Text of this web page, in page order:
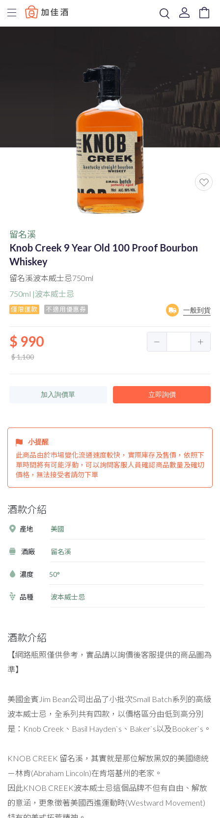
Baccus
留名溪
Knob Creek 9 Year Old 100 Proof Bourbon
Whiskey
留名溪波本威士忌750ml
750ml |波本威士忌
僅限匯款 不適用優惠券 一般到貨
$ 990
$ 1,100
加入詢價單 立即詢價
小提醒
此商品由於市場變化流通速度較快，實際庫存及售價，依照下
單時間將有可能浮動，可以詢問客服人員確認商品數量及確切
價格，無法接受者請勿下單
酒款介紹
產地 美國
酒廠 留名溪
濃度 50°
品種 波本威士忌
酒款介紹
【網路瓶照僅供參考，實品請以詢價後客服提供的商品圖為
準】
美國金賓Jim Bean公司出品了小批次Small Batch系列的高級
波本威士忌，全系列共有四款，以價格區分由低到高分別
是：Knob Creek、Basil Hayden`s、Baker`s以及Booker`s。
KNOB CREEK 留名溪，其實就是那位解放黑奴的美國總統
－林肯(Abraham Lincoln)在肯塔基州的老家。
因此KNOB CREEK波本威士忌這個品牌不但有自由、解放
的意涵，更象徵著美國西進運動時(Westward Movement)